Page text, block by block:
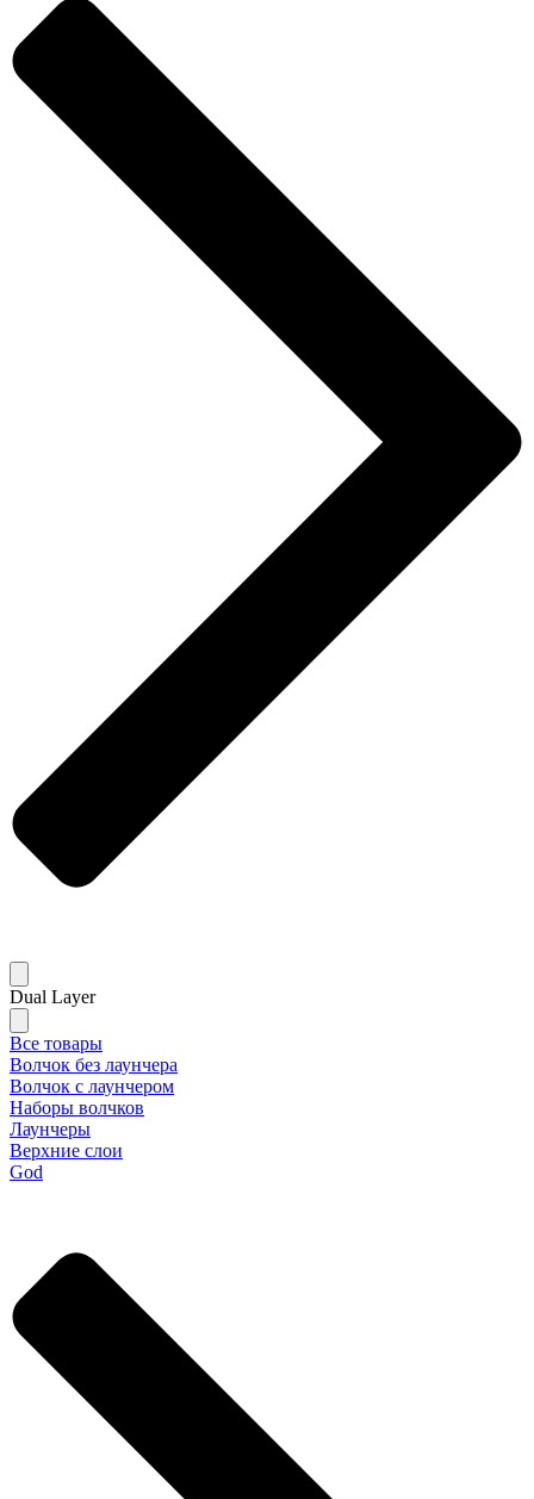
Dual Layer
Все товары
Волчок без лаунчера
Волчок с лаунчером
Наборы волчков
Лаунчеры
Верхние слои
God